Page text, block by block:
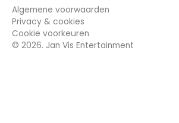
Algemene voorwaarden
Privacy & cookies
Cookie voorkeuren
© 2026. Jan Vis Entertainment